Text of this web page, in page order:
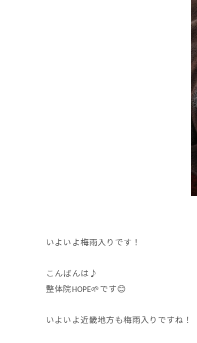
いよいよ梅雨入りです！
こんばんは♪
整体院HOPE🌱です😊
いよいよ近畿地方も梅雨入りですね！